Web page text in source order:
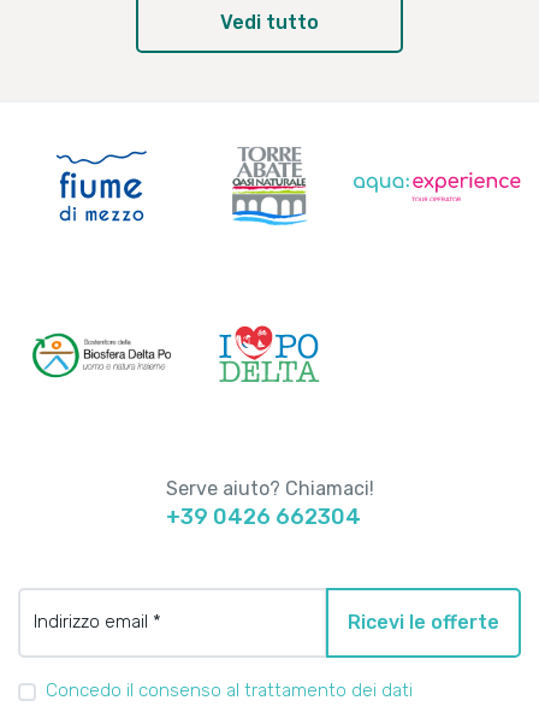
Vedi tutto
Serve aiuto? Chiamaci!
+39 0426 662304
Indirizzo email * Ricevi le offerte
Concedo il consenso al trattamento dei dati